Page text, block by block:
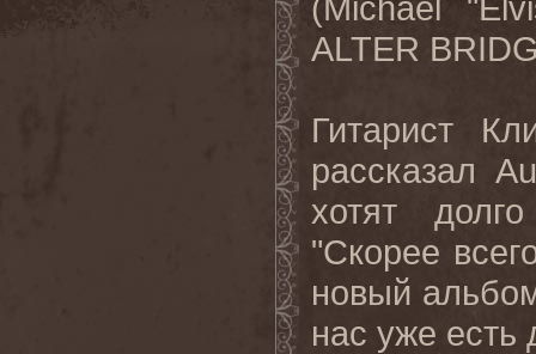
ALTER
Гитарист
рассказал
хотят
"Скорее
новый
нас уже есть